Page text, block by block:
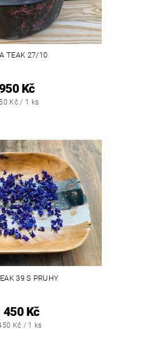
TEAK 27/10
Kč
Kč / 1 ks
39 S PRUHY
450 Kč
Kč / 1 ks